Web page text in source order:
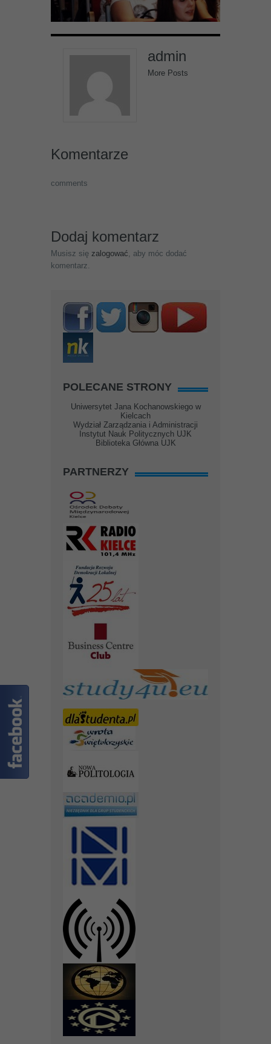
admin
More Posts
Komentarze
comments
Dodaj komentarz
Musisz się zalogować , aby móc dodać
komentarz.
POLECANE STRONY
Uniwersytet Jana Kochanowskiego w
Kielcach
Wydział Zarządzania i Administracji
Instytut Nauk Politycznych UJK
Biblioteka Główna UJK
PARTNERZY